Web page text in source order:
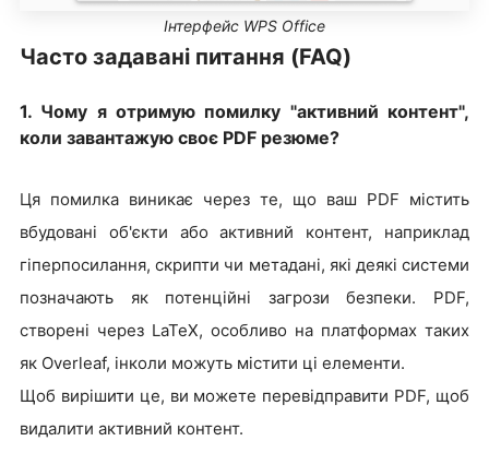
Інтерфейс WPS Office
Часто задавані питання (FAQ)
1. Чому я отримую помилку "активний контент",
коли завантажую своє PDF резюме?
Ця помилка виникає через те, що ваш PDF містить
вбудовані об'єкти або активний контент, наприклад
гіперпосилання, скрипти чи метадані, які деякі системи
позначають як потенційні загрози безпеки. PDF,
створені через LaTeX, особливо на платформах таких
як Overleaf, інколи можуть містити ці елементи.
Щоб вирішити це, ви можете перевідправити PDF, щоб
видалити активний контент.